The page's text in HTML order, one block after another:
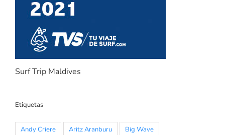
Surf Trip Maldives
Etiquetas
Andy Criere Aritz Aranburu
Big Wave